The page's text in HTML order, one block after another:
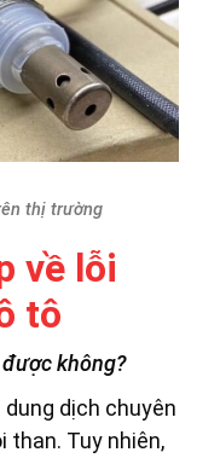
thị trường
về lỗi
tô
được không?
dung dịch chuyên
than. Tuy nhiên,